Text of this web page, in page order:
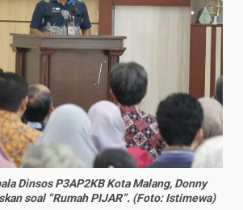
Dinsos P3AP2KB Kota Malang, Donny
soal “Rumah PIJAR”. (Foto: Istimewa)